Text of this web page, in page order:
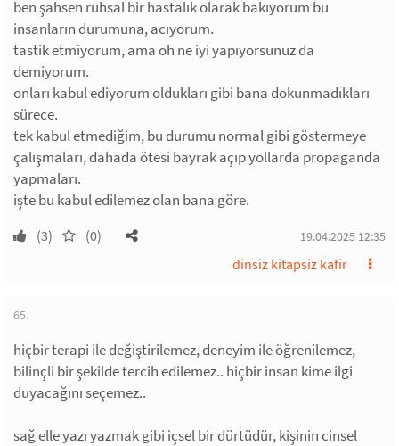
ben şahsen ruhsal bir hastalık olarak bakıyorum bu
insanların durumuna, acıyorum.
tastik etmiyorum, ama oh ne iyi yapıyorsunuz da
demiyorum.
onları kabul ediyorum oldukları gibi bana dokunmadıkları
sürece.
tek kabul etmediğim, bu durumu normal gibi göstermeye
çalışmaları, dahada ötesi bayrak açıp yollarda propaganda
yapmaları.
işte bu kabul edilemez olan bana göre.
(3) (0) 19.04.2025 12:35
dinsiz kitapsiz kafir
65.
hiçbir terapi ile değiştirilemez, deneyim ile öğrenilemez,
bilinçli bir şekilde tercih edilemez.. hiçbir insan kime ilgi
duyacağını seçemez..
sağ elle yazı yazmak gibi içsel bir dürtüdür, kişinin cinsel